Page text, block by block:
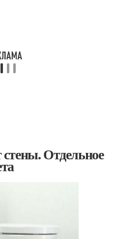
стены. Отдельное